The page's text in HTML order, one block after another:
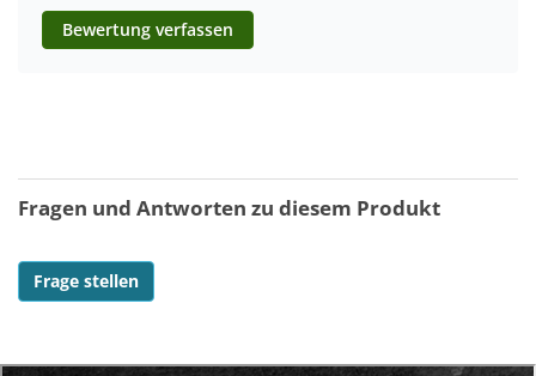
Bewertung verfassen
Fragen und Antworten zu diesem Produkt
Frage stellen